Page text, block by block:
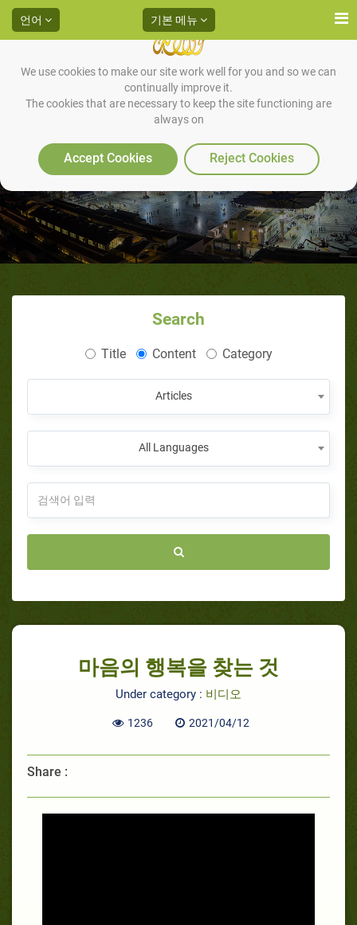
We use cookies to make our site work well for you and so we can
continually improve it.
The cookies that are necessary to keep the site functioning are
always on
Accept Cookies Reject Cookies
언어 기본 메뉴
마음의 행복을 찾는 것
Search
Title Content Category
Articles
All Languages
마음의 행복을 찾는 것
Under category : 비디오
1236 2021/04/12
Share :